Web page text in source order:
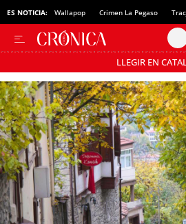
ES NOTICIA:
a Comín Wallapop Crimen La Pegaso
LLEGIR EN
Pásate al MODO AHORRO